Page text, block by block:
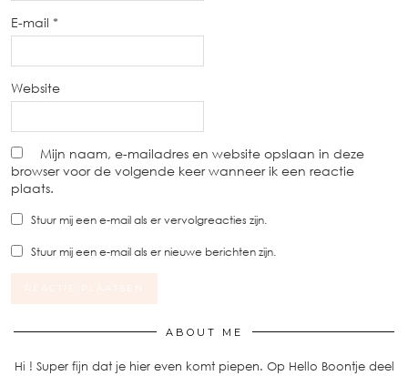
E-mail *
Website
Mijn naam, e-mailadres en website opslaan in deze
browser voor de volgende keer wanneer ik een reactie
plaats.
Stuur mij een e-mail als er vervolgreacties zijn.
Stuur mij een e-mail als er nieuwe berichten zijn.
ABOUT ME
Hi ! Super fijn dat je hier even komt piepen. Op Hello Boontje deel